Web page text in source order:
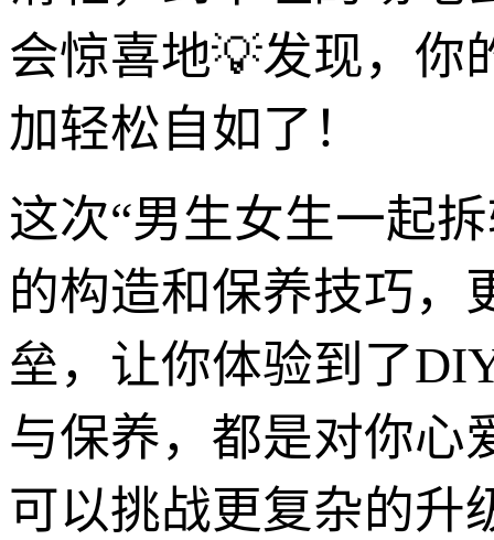
会惊喜地💡发现，你
加轻松自如了！
这次“男生女生一起
的构造和保养技巧，
垒，让你体验到了
与保养，都是对你心
可以挑战更复杂的升